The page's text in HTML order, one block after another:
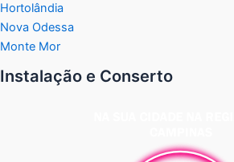
Hortolândia
Nova Odessa
Monte Mor
Instalação e Conserto